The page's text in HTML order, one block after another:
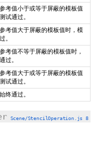
考值小于或等于屏蔽的模板值
试通过。
考值大于屏蔽的模板值时，模
。
考值不等于屏蔽的模板值时，
过。
考值大于或等于屏蔽的模板值
试通过。
终通过。
Scene/StencilOperation.js 8